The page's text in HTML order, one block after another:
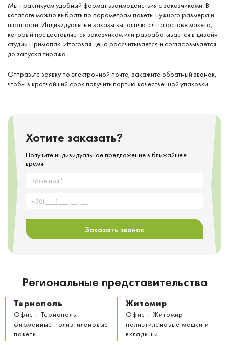
Мы практикуем удобный формат взаимодействия с заказчиками. В
каталоге можно выбрать по параметрам пакеты нужного размера и
плотности. Индивидуальные заказы выполняются на основе макета,
который предоставляется заказчиком или разрабатывается в дизайн-
студии Примапак. Итоговая цена рассчитывается и согласовывается
до запуска тиража.
Отправьте заявку по электронной почте, закажите обратный звонок,
чтобы в кратчайший срок получить партию качественной упаковки.
Хотите заказать?
Получите индивидуальное предложение в ближайшее
время
Заказать звонок
Региональные представительства
Тернополь
Офис г. Тернополь —
фирменные полиэтиленовые
пакеты
Житомир
Офис г. Житомир —
полиэтиленовые мешки и
вкладыши